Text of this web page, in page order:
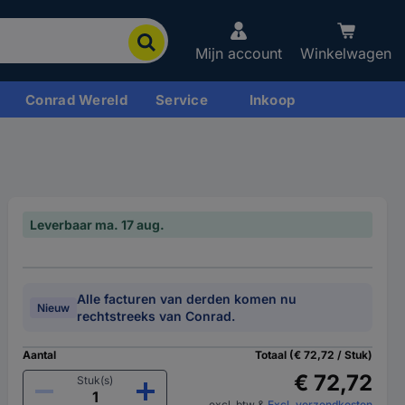
Mijn account Winkelwagen
Conrad Wereld Service Inkoop
Leverbaar ma. 17 aug.
Nieuw
Alle facturen van derden komen nu
rechtstreeks van Conrad.
Aantal
Stuk(s)
Totaal (€ 72,72 / Stuk)
€ 72,72